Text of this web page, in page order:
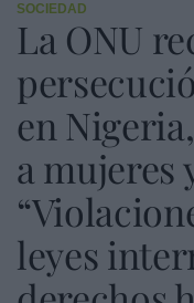
SOCIEDAD
La ONU
en
a mujeres
leyes